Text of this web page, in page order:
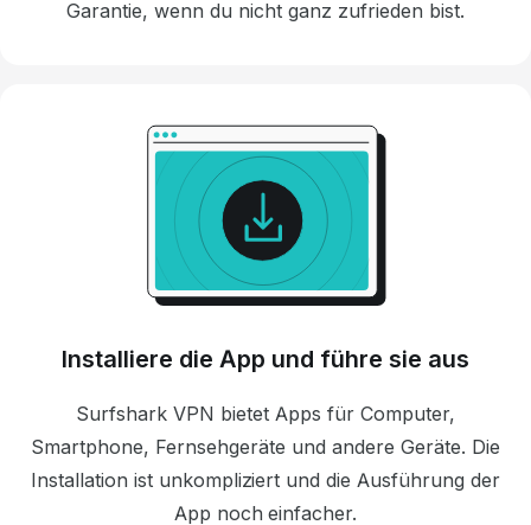
Garantie, wenn du nicht ganz zufrieden bist.
Installiere die App und führe sie aus
Surfshark VPN bietet Apps für Computer,
Smartphone, Fernsehgeräte und andere Geräte. Die
Installation ist unkompliziert und die Ausführung der
App noch einfacher.